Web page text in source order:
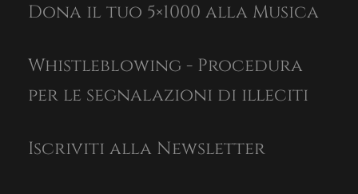
Dona il tuo 5×1000 alla Musica
Whistleblowing - Procedura
per le segnalazioni di illeciti
Iscriviti alla Newsletter